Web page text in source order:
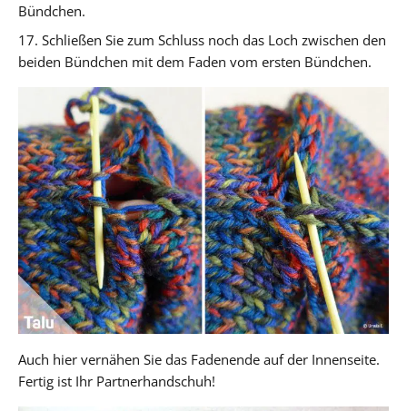
Bündchen.
17. Schließen Sie zum Schluss noch das Loch zwischen den
beiden Bündchen mit dem Faden vom ersten Bündchen.
Auch hier vernähen Sie das Fadenende auf der Innenseite.
Fertig ist Ihr Partnerhandschuh!